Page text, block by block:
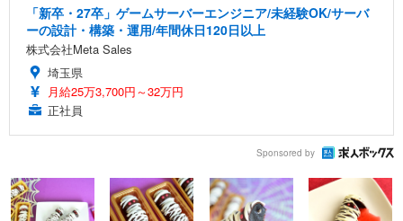
「新卒・27卒」ゲームサーバーエンジニア/未経験OK/サーバ
ーの設計・構築・運用/年間休日120日以上
株式会社Meta Sales
埼玉県
月給25万3,700円～32万円
正社員
Sponsored by